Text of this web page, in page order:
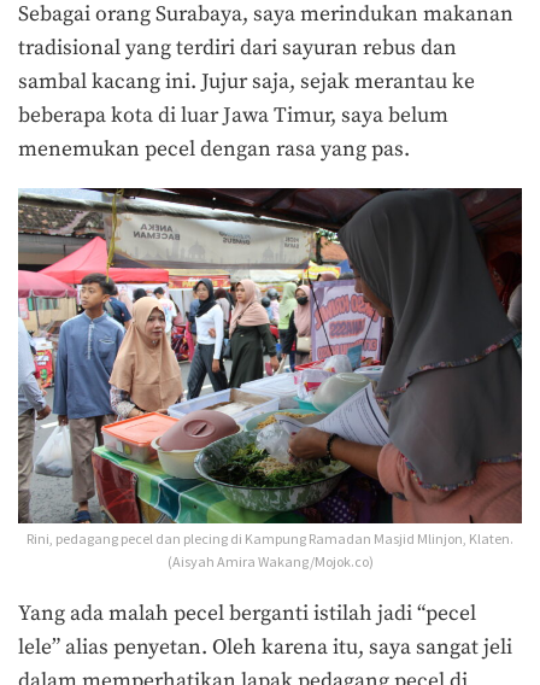
Sebagai orang Surabaya, saya merindukan makanan
tradisional yang terdiri dari sayuran rebus dan
sambal kacang ini. Jujur saja, sejak merantau ke
beberapa kota di luar Jawa Timur, saya belum
menemukan pecel dengan rasa yang pas.
Rini, pedagang pecel dan plecing di Kampung Ramadan Masjid Mlinjon, Klaten.
(Aisyah Amira Wakang/Mojok.co)
Yang ada malah pecel berganti istilah jadi “pecel
lele” alias penyetan. Oleh karena itu, saya sangat jeli